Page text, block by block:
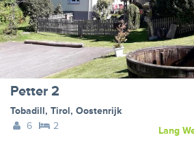
Petter 2
Tobadill, Tirol, Oostenrijk
6
2 Lang